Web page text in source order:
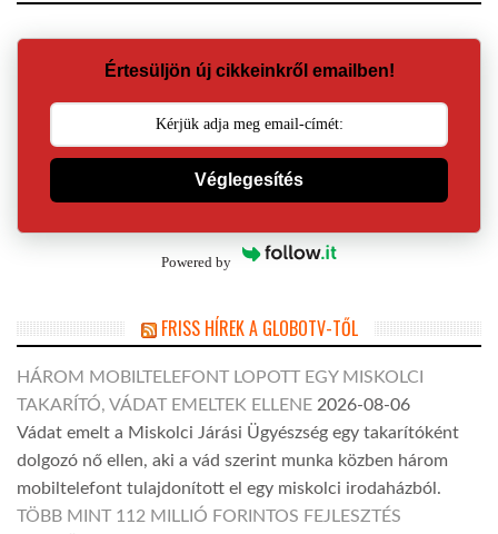
Értesüljön új cikkeinkről emailben!
Véglegesítés
Powered by
FRISS HÍREK A GLOBOTV-TŐL
HÁROM MOBILTELEFONT LOPOTT EGY MISKOLCI
TAKARÍTÓ, VÁDAT EMELTEK ELLENE 2026-08-06
Vádat emelt a Miskolci Járási Ügyészség egy takarítóként
dolgozó nő ellen, aki a vád szerint munka közben három
mobiltelefont tulajdonított el egy miskolci irodaházból.
TÖBB MINT 112 MILLIÓ FORINTOS FEJLESZTÉS